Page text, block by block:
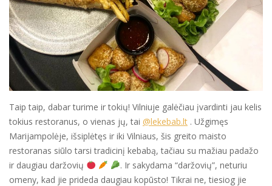
Taip taip, dabar turime ir tokių! Vilniuje galėčiau įvardinti jau kelis
tokius restoranus, o vienas jų, tai @lekebab.lt . Užgimęs
Marijampolėje, išsiplėtęs ir iki Vilniaus, šis greito maisto
restoranas siūlo tarsi tradicinį kebabą, tačiau su mažiau padažo
ir daugiau daržovių
. Ir sakydama “daržovių”, neturiu
omeny, kad jie prideda daugiau kopūsto! Tikrai ne, tiesiog jie